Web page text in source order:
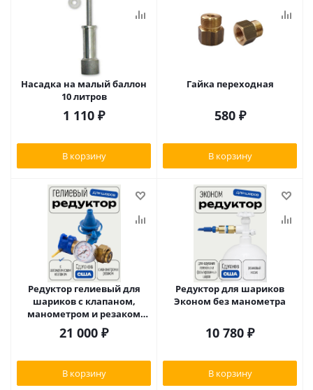
Насадка на малый баллон
10 литров
1 110 ₽
В корзину
Гайка переходная
580₽
В корзину
Редуктор гелиевый для
шариков с клапаном,
манометром и резаком
Конвин США
21 000 ₽
В корзину
Редуктор для шариков
Эконом без манометра
10 780 ₽
В корзину